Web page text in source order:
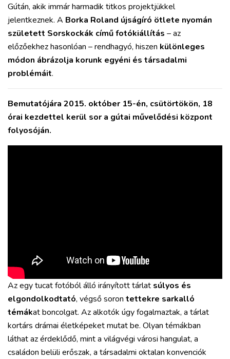
Gútán, akik immár harmadik titkos projektjükkel
jelentkeznek. A Borka Roland újságíró ötlete nyomán
született Sorskockák című fotókiállítás – az
előzőekhez hasonlóan – rendhagyó, hiszen különleges
módon ábrázolja korunk egyéni és társadalmi
problémáit.
Bemutatójára 2015. október 15-én, csütörtökön, 18
órai kezdettel kerül sor a gútai művelődési központ
folyosóján.
Az egy tucat fotóból álló irányított tárlat súlyos és
elgondolkodtató, végső soron tettekre sarkalló
témákat boncolgat. Az alkotók úgy fogalmaztak, a tárlat
kortárs drámai életképeket mutat be. Olyan témákban
láthat az érdeklődő, mint a világvégi városi hangulat, a
családon belüli erőszak, a társadalmi oktalan konvenciók